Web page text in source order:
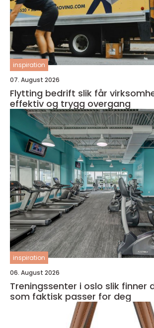
inspiration
07. August 2026
Flytting bedrift slik får virksomheten en
effektiv og trygg overgang
inspiration
06. August 2026
Treningssenter i oslo slik finner du stedet
som faktisk passer for deg